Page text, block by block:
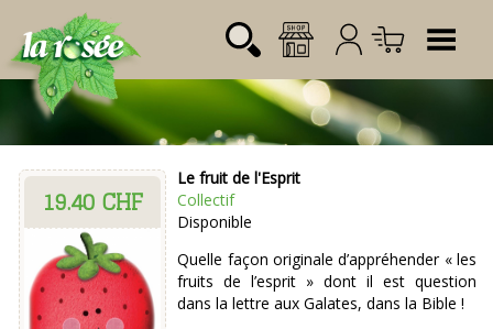
Login:
Mot de passe:
Désignation Référence
19.40 CHF
Le fruit de l'Esprit
Collectif
Disponible
Quelle façon originale d’appréhender « les
fruits de l’esprit » dont il est question
dans la lettre aux Galates, dans la Bible !